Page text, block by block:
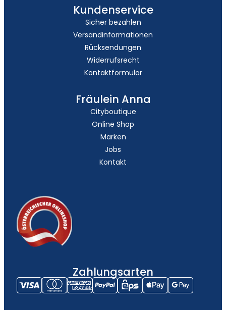
Kundenservice
Sicher bezahlen
Versandinformationen
Rücksendungen
Widerrufsrecht
Kontaktformular
Fräulein Anna
Cityboutique
Online Shop
Marken
Jobs
Kontakt
Zahlungsarten